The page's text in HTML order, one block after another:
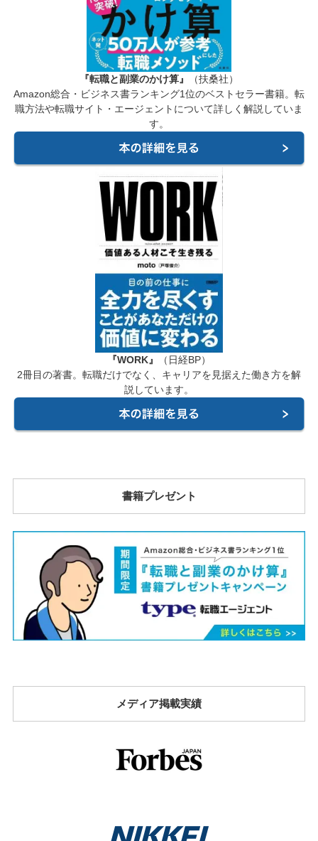
『転職と副業のかけ算』
（扶桑社）
Amazon総合・ビジネス書ランキング1位のベストセラー書籍。転
職方法や転職サイト・エージェントについて詳しく解説していま
す。
『WORK』
（日経BP）
2冊目の著書。転職だけでなく、キャリアを見据えた働き方を解
説しています。
書籍プレゼント
メディア掲載実績